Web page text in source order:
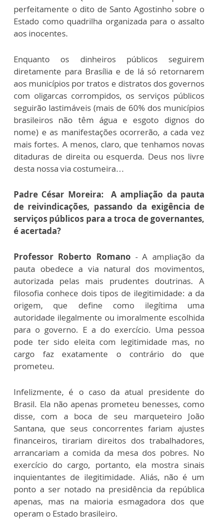
perfeitamente o dito de Santo Agostinho sobre o
Estado como quadrilha organizada para o assalto
aos inocentes.
Enquanto os dinheiros públicos seguirem
diretamente para Brasília e de lá só retornarem
aos municípios por tratos e distratos dos governos
com oligarcas corrompidos, os serviços públicos
seguirão lastimáveis (mais de 60% dos municípios
brasileiros não têm água e esgoto dignos do
nome) e as manifestações ocorrerão, a cada vez
mais fortes. A menos, claro, que tenhamos novas
ditaduras de direita ou esquerda. Deus nos livre
desta nossa via costumeira…
Padre César Moreira: A ampliação da pauta
de reivindicações, passando da exigência de
serviços públicos para a troca de governantes,
é acertada?
Professor Roberto Romano - A ampliação da
pauta obedece a via natural dos movimentos,
autorizada pelas mais prudentes doutrinas. A
filosofia conhece dois tipos de ilegitimidade: a da
origem, que define como ilegítima uma
autoridade ilegalmente ou imoralmente escolhida
para o governo. E a do exercício. Uma pessoa
pode ter sido eleita com legitimidade mas, no
cargo faz exatamente o contrário do que
prometeu.
Infelizmente, é o caso da atual presidente do
Brasil. Ela não apenas prometeu benesses, como
disse, com a boca de seu marqueteiro João
Santana, que seus concorrentes fariam ajustes
financeiros, tirariam direitos dos trabalhadores,
arrancariam a comida da mesa dos pobres. No
exercício do cargo, portanto, ela mostra sinais
inquientantes de ilegitimidade. Aliás, não é um
ponto a ser notado na presidência da república
apenas, mas na maioria esmagadora dos que
operam o Estado brasileiro.